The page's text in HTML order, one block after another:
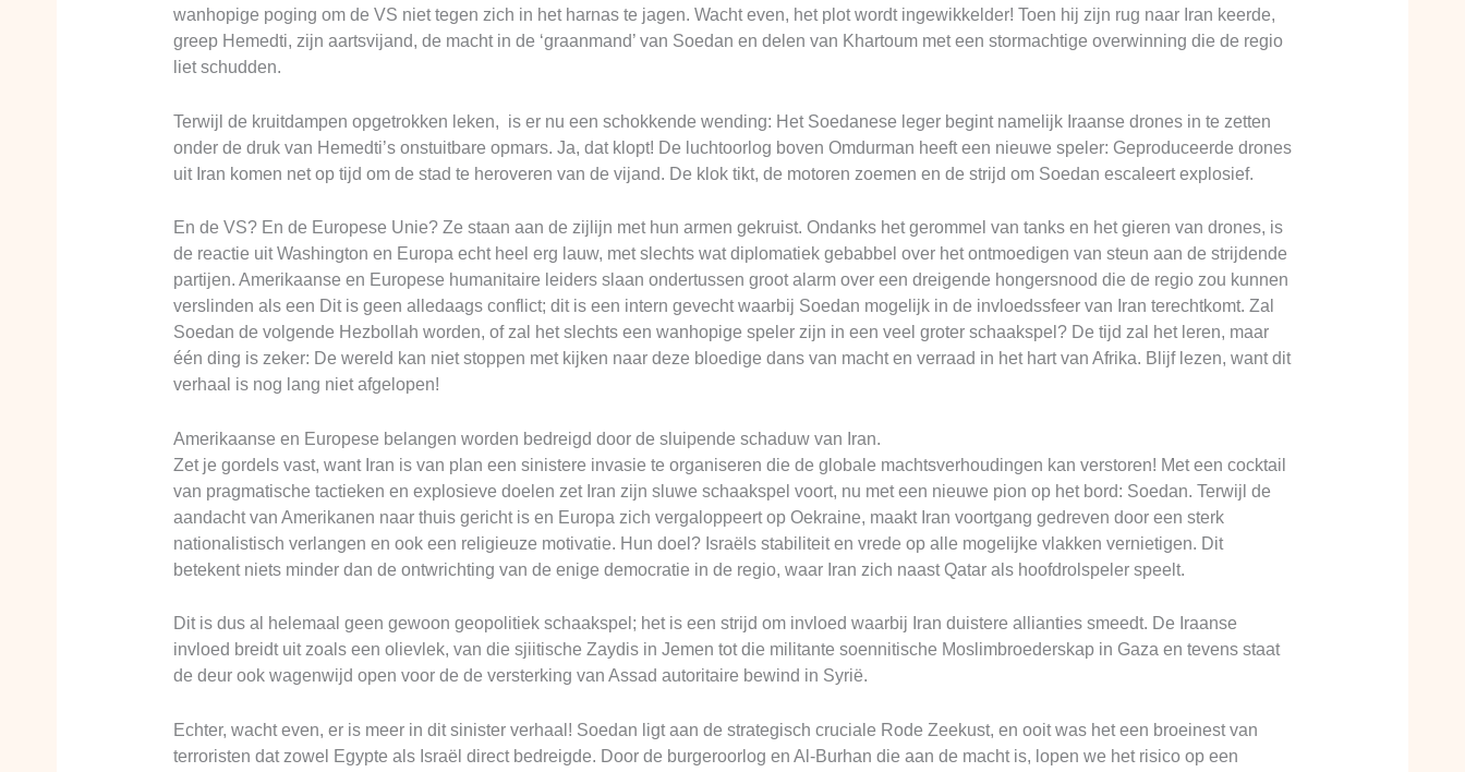
wanhopige poging om de VS niet tegen zich in het harnas te jagen. Wacht even, het plot wordt ingewikkelder! Toen hij zijn rug naar Iran keerde,
greep Hemedti, zijn aartsvijand, de macht in de ‘graanmand’ van Soedan en delen van Khartoum met een stormachtige overwinning die de regio
liet schudden.
Terwijl de kruitdampen opgetrokken leken, is er nu een schokkende wending: Het Soedanese leger begint namelijk Iraanse drones in te zetten
onder de druk van Hemedti’s onstuitbare opmars. Ja, dat klopt! De luchtoorlog boven Omdurman heeft een nieuwe speler: Geproduceerde drones
uit Iran komen net op tijd om de stad te heroveren van de vijand. De klok tikt, de motoren zoemen en de strijd om Soedan escaleert explosief.
En de VS? En de Europese Unie? Ze staan aan de zijlijn met hun armen gekruist. Ondanks het gerommel van tanks en het gieren van drones, is
de reactie uit Washington en Europa echt heel erg lauw, met slechts wat diplomatiek gebabbel over het ontmoedigen van steun aan de strijdende
partijen. Amerikaanse en Europese humanitaire leiders slaan ondertussen groot alarm over een dreigende hongersnood die de regio zou kunnen
verslinden als een Dit is geen alledaags conflict; dit is een intern gevecht waarbij Soedan mogelijk in de invloedssfeer van Iran terechtkomt. Zal
Soedan de volgende Hezbollah worden, of zal het slechts een wanhopige speler zijn in een veel groter schaakspel? De tijd zal het leren, maar
één ding is zeker: De wereld kan niet stoppen met kijken naar deze bloedige dans van macht en verraad in het hart van Afrika. Blijf lezen, want dit
verhaal is nog lang niet afgelopen!
Amerikaanse en Europese belangen worden bedreigd door de sluipende schaduw van Iran.
Zet je gordels vast, want Iran is van plan een sinistere invasie te organiseren die de globale machtsverhoudingen kan verstoren! Met een cocktail
van pragmatische tactieken en explosieve doelen zet Iran zijn sluwe schaakspel voort, nu met een nieuwe pion op het bord: Soedan. Terwijl de
aandacht van Amerikanen naar thuis gericht is en Europa zich vergaloppeert op Oekraine, maakt Iran voortgang gedreven door een sterk
nationalistisch verlangen en ook een religieuze motivatie. Hun doel? Israëls stabiliteit en vrede op alle mogelijke vlakken vernietigen. Dit
betekent niets minder dan de ontwrichting van de enige democratie in de regio, waar Iran zich naast Qatar als hoofdrolspeler speelt.
Dit is dus al helemaal geen gewoon geopolitiek schaakspel; het is een strijd om invloed waarbij Iran duistere allianties smeedt. De Iraanse
invloed breidt uit zoals een olievlek, van die sjiitische Zaydis in Jemen tot die militante soennitische Moslimbroederskap in Gaza en tevens staat
de deur ook wagenwijd open voor de de versterking van Assad autoritaire bewind in Syrië.
Echter, wacht even, er is meer in dit sinister verhaal! Soedan ligt aan de strategisch cruciale Rode Zeekust, en ooit was het een broeinest van
terroristen dat zowel Egypte als Israël direct bedreigde. Door de burgeroorlog en Al-Burhan die aan de macht is, lopen we het risico op een